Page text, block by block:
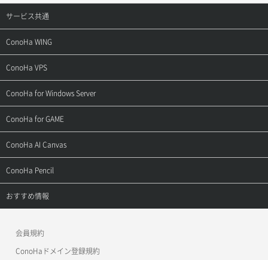
サービス共通
サポートトップ
ご契約・お支払い
用語集
お問い合わせ
ConoHa WING
サポートトップ
ご利用ガイド
お乗り換えガイド
よくある質問
ConoHa VPS
サポートトップ
ご利用ガイド
APIドキュメントVPS2.0
APIドキュメントVPS3.0
ConoHa for Windows Server
サポートトップ
ご利用ガイド
APIドキュメントVPS2.0
APIドキュメントVPS3.0
ConoHa for GAME
サポートトップ
ご利用ガイド
ConoHa AI Canvas
サポートトップ
ご利用ガイド
ConoHa Pencil
サポートトップ
おすすめ情報
会員規約
ConoHaドメイン登録規約